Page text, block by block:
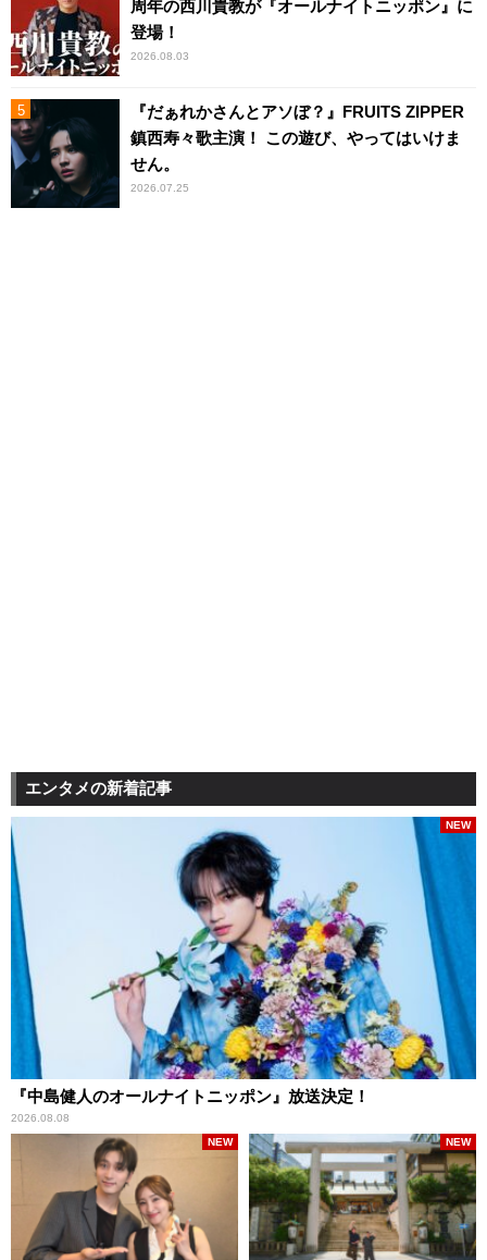
周年の西川貴教が『オールナイトニッポン』に
登場！
2026.08.03
『だぁれかさんとアソぼ？』FRUITS ZIPPER
鎮西寿々歌主演！ この遊び、やってはいけま
せん。
2026.07.25
エンタメの新着記事
『中島健人のオールナイトニッポン』放送決定！
2026.08.08
NEW
NEW NEW